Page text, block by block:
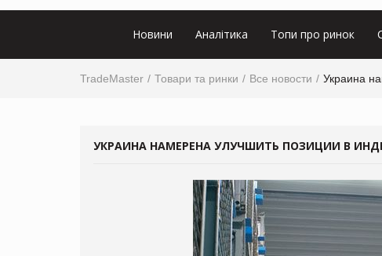
Новини Аналітика Топи про ринок
TradeMaster Товари та ринки Все новости Украина
УКРАИНА НАМЕРЕНА УЛУЧШИТЬ ПОЗИЦИИ В